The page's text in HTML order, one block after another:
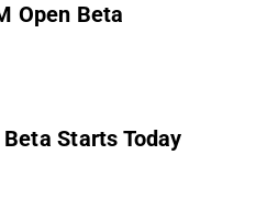
Open Beta
Starts Today